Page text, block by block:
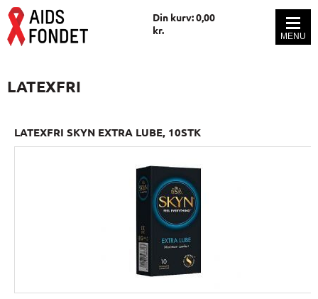
Din kurv: 0,00
kr.
LATEXFRI
LATEXFRI SKYN EXTRA LUBE, 10STK